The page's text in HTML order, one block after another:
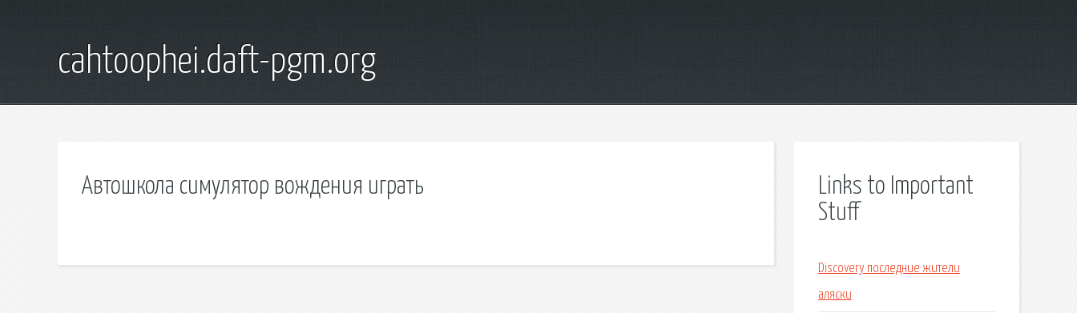
cahtoophei.daft-pgm.org
Автошкола симулятор вождения играть
Links to Important
Stuff
Discovery последние жители
аляски